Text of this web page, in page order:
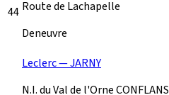
44 Route de Lachapelle
Deneuvre
Leclerc — JARNY
N.I. du Val de l'Orne CONFLANS